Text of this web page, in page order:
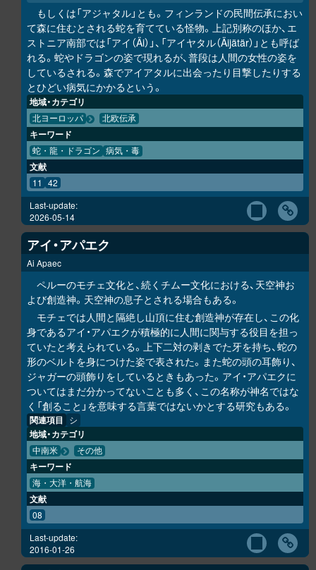
もしくは「アジャタル」とも。フィンランドの民間伝承におい
て森に住むとされる蛇を育てている怪物。上記別称のほか、エ
ストニア南部では「アイ（Äi）」、「アイヤタル（Äijätär）」とも呼ば
れる。蛇やドラゴンの姿で現れるが、普段は人間の女性の姿を
しているされる。森でアイアタルに出会ったり目撃したりする
とひどい病気にかかるという。
地域・カテゴリ
北ヨーロッパ 北欧伝承
キーワード
蛇・龍・ドラゴン 病気・毒
文献
11 42
Last-update:
2026-05-14
アイ・アパエク
Ai Apaec
ペルーのモチェ文化と、続くチムー文化における、天空神お
よび創造神。天空神の息子とされる場合もある。
モチェでは人間と隔絶し山頂に住む創造神が存在し、この化
身であるアイ・アパエクが積極的に人間に関与する役目を担っ
ていたと考えられている。上下二対の剥きでた牙を持ち、蛇の
形のベルトを身につけた姿で表された。また蛇の頭の耳飾り、
ジャガーの頭飾りをしているときもあった。アイ・アパエクに
ついてはまだ分かってないことも多く、この名称が神名ではな
く「創ること」を意味する言葉ではないかとする研究もある。
関連項目 シ
地域・カテゴリ
中南米 その他
キーワード
海・大洋・航海
文献
08
Last-update:
2016-01-26